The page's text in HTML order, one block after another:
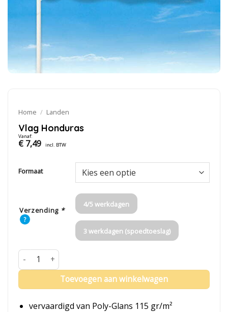
Home / Landen
Vlag Honduras
Vanaf:
€7,49 incl. BTW
Formaat
Verzending *
?
4/5 werkdagen
3 werkdagen (spoedtoeslag)
Vlag Honduras aantal
Toevoegen aan winkelwagen
vervaardigd van Poly-Glans 115 gr/m²